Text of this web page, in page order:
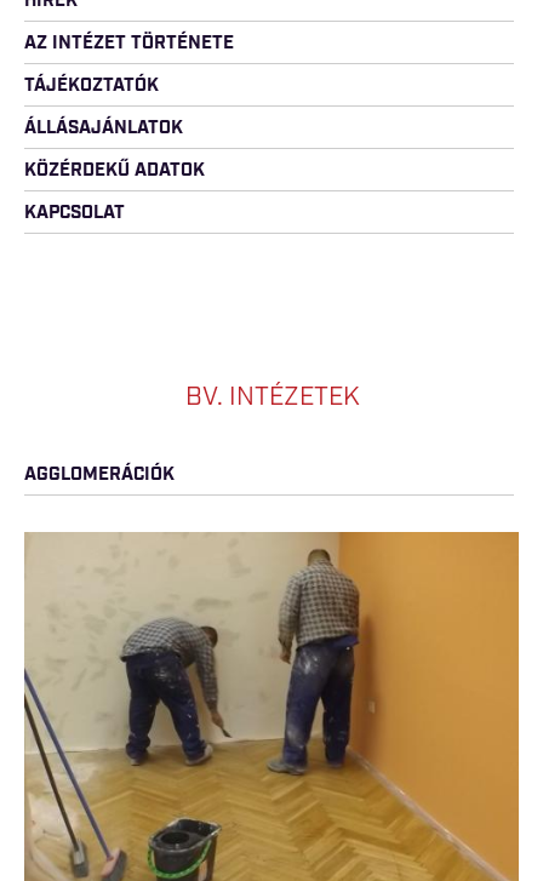
AZ INTÉZET TÖRTÉNETE
TÁJÉKOZTATÓK
ÁLLÁSAJÁNLATOK
KÖZÉRDEKŰ ADATOK
KAPCSOLAT
BV. INTÉZETEK
AGGLOMERÁCIÓK